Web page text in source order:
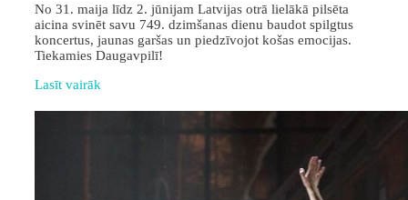
No 31. maija līdz 2. jūnijam Latvijas otrā lielākā pilsēta
aicina svinēt savu 749. dzimšanas dienu baudot spilgtus
koncertus, jaunas garšas un piedzīvojot košas emocijas.
Tiekamies Daugavpilī!
Lasīt vairāk